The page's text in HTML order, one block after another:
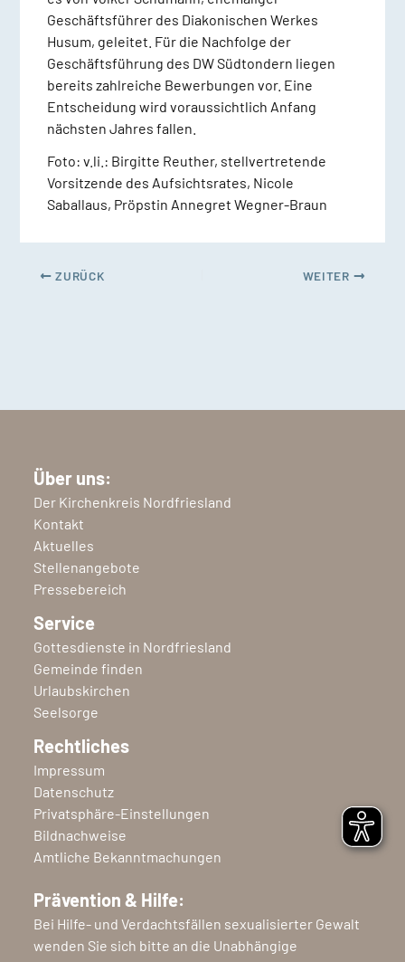
Geschäftsführer des Diakonischen Werkes
Husum, geleitet. Für die Nachfolge der
Geschäftsführung des DW Südtondern liegen
bereits zahlreiche Bewerbungen vor. Eine
Entscheidung wird voraussichtlich Anfang
nächsten Jahres fallen.
Foto: v.li.: Birgitte Reuther, stellvertretende
Vorsitzende des Aufsichtsrates, Nicole
Saballaus, Pröpstin Annegret Wegner-Braun
ZURÜCK WEITER
Über uns:
Der Kirchenkreis Nordfriesland
Kontakt
Aktuelles
Stellenangebote
Pressebereich
Service
Gottesdienste in Nordfriesland
Gemeinde finden
Urlaubskirchen
Seelsorge
Rechtliches
Impressum
Datenschutz
Privatsphäre-Einstellungen
Bildnachweise
Amtliche Bekanntmachungen
Prävention & Hilfe:
Bei Hilfe- und Verdachtsfällen sexualisierter Gewalt
wenden Sie sich bitte an die Unabhängige